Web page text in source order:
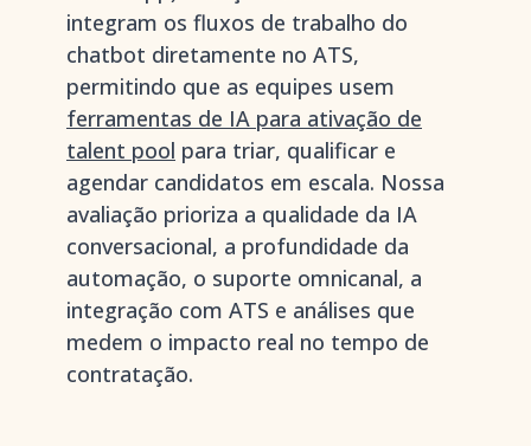
integram os fluxos de trabalho do
chatbot diretamente no ATS,
permitindo que as equipes usem
ferramentas de IA para ativação de
talent pool para triar, qualificar e
agendar candidatos em escala. Nossa
avaliação prioriza a qualidade da IA
conversacional, a profundidade da
automação, o suporte omnicanal, a
integração com ATS e análises que
medem o impacto real no tempo de
contratação.